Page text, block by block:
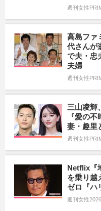
週刊女性
高島ファ
代さんが
で夫・忠
夫婦
週刊女性
三山凌輝
『愛の
妻・趣里
週刊女性
Netflix『
を乗り越
ゼロ『ハ
週刊女性